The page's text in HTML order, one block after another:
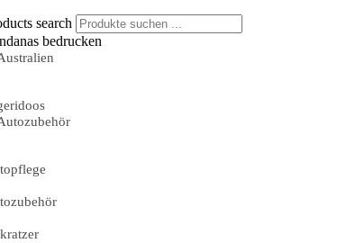
search
bedrucken